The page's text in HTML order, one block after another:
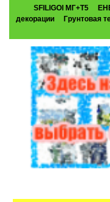
SFILIGOI МГ+Т5
декорации
Грунтовая